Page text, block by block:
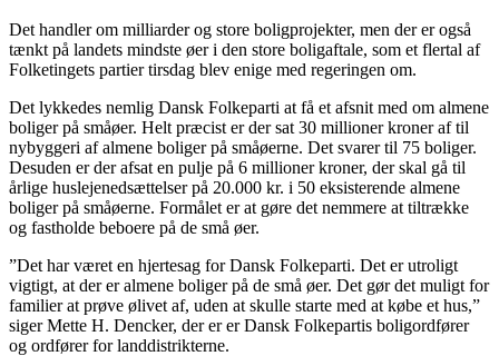
Det handler om milliarder og store boligprojekter, men der er også
tænkt på landets mindste øer i den store boligaftale, som et flertal af
Folketingets partier tirsdag blev enige med regeringen om.
Det lykkedes nemlig Dansk Folkeparti at få et afsnit med om almene
boliger på småøer. Helt præcist er der sat 30 millioner kroner af til
nybyggeri af almene boliger på småøerne. Det svarer til 75 boliger.
Desuden er der afsat en pulje på 6 millioner kroner, der skal gå til
årlige huslejenedsættelser på 20.000 kr. i 50 eksisterende almene
boliger på småøerne. Formålet er at gøre det nemmere at tiltrække
og fastholde beboere på de små øer.
”Det har været en hjertesag for Dansk Folkeparti. Det er utroligt
vigtigt, at der er almene boliger på de små øer. Det gør det muligt for
familier at prøve ølivet af, uden at skulle starte med at købe et hus,”
siger Mette H. Dencker, der er er Dansk Folkepartis boligordfører
og ordfører for landdistrikterne.